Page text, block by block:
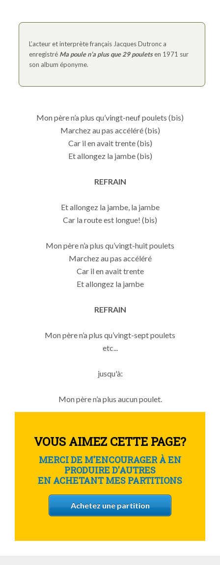
L’acteur et interprète français Jacques Dutronc a
enregistré Ma poule n’a plus que 29 pouletsen 1971 sur
son album éponyme.
Mon père n’a plus qu’vingt-neuf poulets (bis)
Marchez au pas accéléré (bis)
Car il en avait trente (bis)
Et allongez la jambe (bis)
REFRAIN
Et allongez la jambe, la jambe
Car la route est longue! (bis)
Mon père n’a plus qu’vingt-huit poulets
Marchez au pas accéléré
Car il en avait trente
Et allongez la jambe
REFRAIN
Mon père n’a plus qu’vingt-sept poulets
etc...
jusqu'à:
Mon père n’a plus aucun poulet.
VOUS AIMEZ CETTE PAGE?
MERCI DE M'ENCOURAGER À EN
PRODUIRE D'AUTRES
EN ACHETANT MES PARTITIONS
Achetez une partition